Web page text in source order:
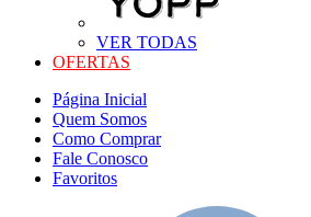
VER TODAS
OFERTAS
Página Inicial
Quem Somos
Como Comprar
Fale Conosco
Favoritos